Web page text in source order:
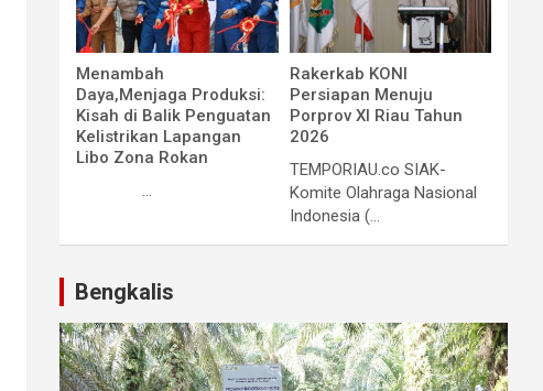
Menambah
Daya,Menjaga Produksi:
Kisah di Balik Penguatan
Kelistrikan Lapangan
Libo Zona Rokan
...
Rakerkab KONI
Persiapan Menuju
Porprov XI Riau Tahun
2026
TEMPORIAU.co SIAK-
Komite Olahraga Nasional
Indonesia (...
Bengkalis